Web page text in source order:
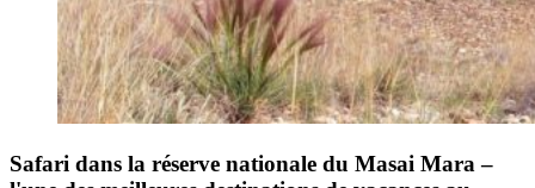
Safari dans la réserve nationale du Masai Mara –